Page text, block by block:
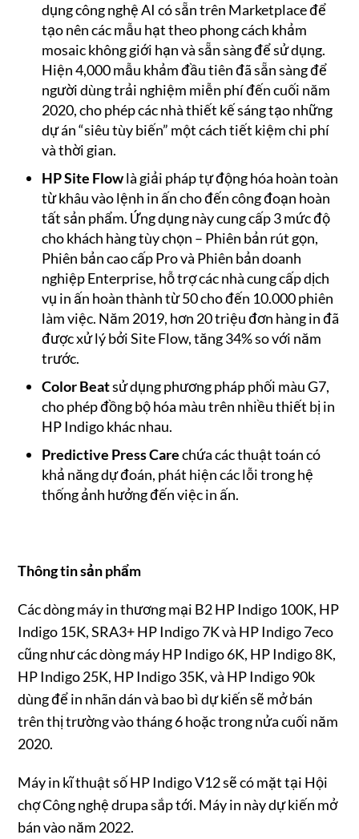
dụng công nghệ AI có sẵn trên Marketplace để
tạo nên các mẫu hạt theo phong cách khảm
mosaic không giới hạn và sẵn sàng để sử dụng.
Hiện 4,000 mẫu khảm đầu tiên đã sẵn sàng để
người dùng trải nghiệm miễn phí đến cuối năm
2020, cho phép các nhà thiết kế sáng tạo những
dự án “siêu tùy biến” một cách tiết kiệm chi phí
và thời gian.
HP Site Flowlà giải pháp tự động hóa hoàn toàn
từ khâu vào lệnh in ấn cho đến công đoạn hoàn
tất sản phẩm. Ứng dụng này cung cấp 3 mức độ
cho khách hàng tùy chọn – Phiên bản rút gọn,
Phiên bản cao cấp Pro và Phiên bản doanh
nghiệp Enterprise, hỗ trợ các nhà cung cấp dịch
vụ in ấn hoàn thành từ 50 cho đến 10.000 phiên
làm việc. Năm 2019, hơn 20 triệu đơn hàng in đã
được xử lý bởi Site Flow, tăng 34% so với năm
trước.
Color Beatsử dụng phương pháp phối màu G7,
cho phép đồng bộ hóa màu trên nhiều thiết bị in
HP Indigo khác nhau.
Predictive Press Carechứa các thuật toán có
khả năng dự đoán, phát hiện các lỗi trong hệ
thống ảnh hưởng đến việc in ấn.
Thông tin sản phẩm
Các dòng máy in thương mại B2 HP Indigo 100K, HP
Indigo 15K, SRA3+ HP Indigo 7K và HP Indigo 7eco
cũng như các dòng máy HP Indigo 6K, HP Indigo 8K,
HP Indigo 25K, HP Indigo 35K, và HP Indigo 90k
dùng để in nhãn dán và bao bì dự kiến sẽ mở bán
trên thị trường vào tháng 6 hoặc trong nửa cuối năm
2020.
Máy in kĩ thuật số HP Indigo V12 sẽ có mặt tại Hội
chợ Công nghệ drupa sắp tới. Máy in này dự kiến mở
bán vào năm 2022.